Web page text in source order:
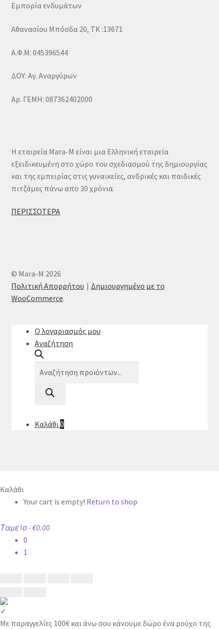
Εμπορία ενδυμάτων
Αθανασίου Μπόσδα 20, ΤΚ :13671
Α.Φ.Μ: 045396544
ΔΟΥ: Αγ. Αναργύρων
Αρ. ΓΕΜΗ: 087362402000
Η εταιρεία Mara-M είναι μια Ελληνική εταιρεία
εξειδικευμένη στο χώρο του σχεδιασμού της δημιουργίας
και της εμπειρίας στις γυναικείες, ανδρικές και παιδικές
πιτζάμες πάνω απο 30 χρόνια.
ΠΕΡΙΣΣΟΤΕΡΑ
© Mara-M 2026
Πολιτική Απορρήτου
Δημιουργημένο με το
WooCommerce.
Ο λογαριασμός μου
Αναζήτηση
Products
search
Καλάθι 0
Καλάθι
Your cart is empty! Return to shop
Ταμείο-€0.00
0
1
✓
Με παραγγελίες 100€ και άνω σου κάνουμε δώρο ένα ρούχο της